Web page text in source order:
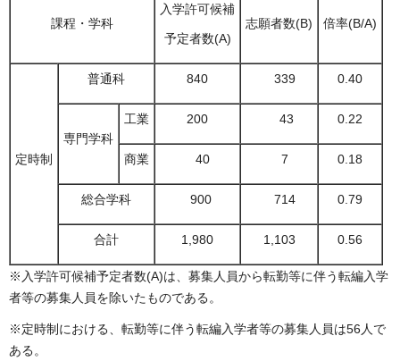
課程・学科
入学許可候補
予定者数(A)
志願者数(B) 倍率(B/A)
定時制
普通科 840 339 0.40
専門学科
工業 200 43 0.22
商業 40 7 0.18
総合学科 900 714 0.79
合計 1,980 1,103 0.56
※入学許可候補予定者数(A)は、募集人員から転勤等に伴う転編入学
者等の募集人員を除いたものである。
※定時制における、転勤等に伴う転編入学者等の募集人員は56人で
ある。